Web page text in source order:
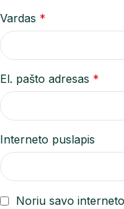
Vardas *
El. pašto adresas *
Interneto puslapis
Noriu savo